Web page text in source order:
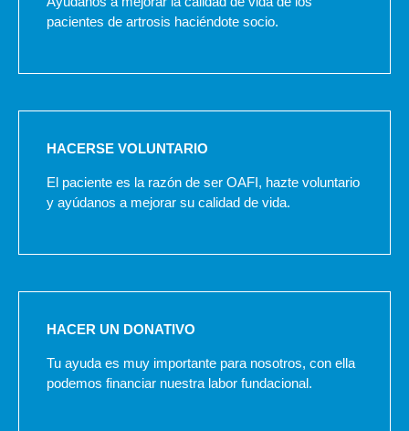
pacientes de artrosis haciéndote socio.
HACERSE VOLUNTARIO
El paciente es la razón de ser OAFI, hazte voluntario
y ayúdanos a mejorar su calidad de vida.
HACER UN DONATIVO
Tu ayuda es muy importante para nosotros, con ella
podemos financiar nuestra labor fundacional.